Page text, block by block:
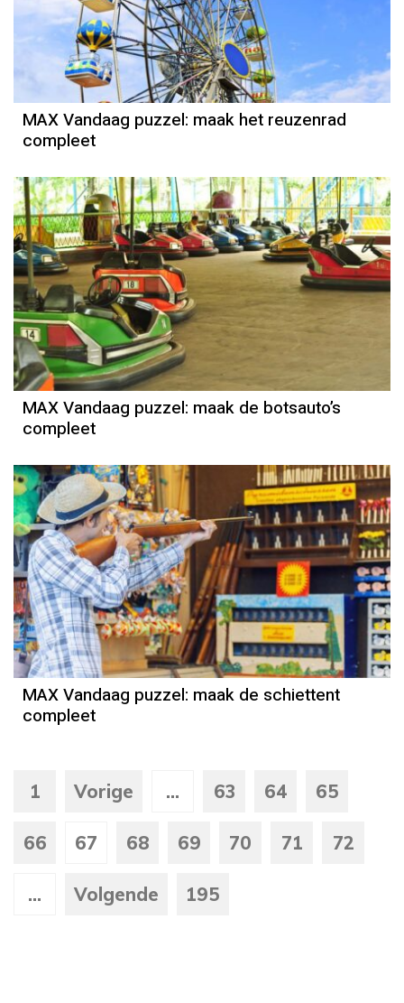
MAX Vandaag puzzel: maak het reuzenrad
compleet
MAX Vandaag puzzel: maak de botsauto’s
compleet
MAX Vandaag puzzel: maak de schiettent
compleet
1 Vorige ... 63 64 65
66 67 68 69 70 71 72
... Volgende 195